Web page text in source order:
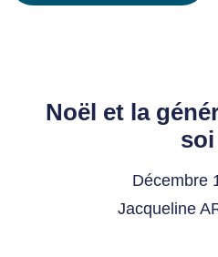
Noël et la
soi
Décembre
Jacqueline